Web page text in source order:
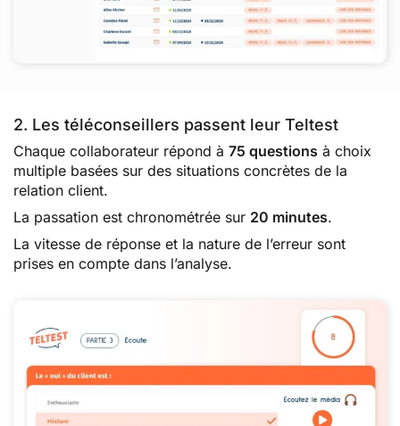
2. Les téléconseillers passent leur Teltest
Chaque collaborateur répond à 75 questions à choix
multiple basées sur des situations concrètes de la
relation client.
La passation est chronométrée sur 20 minutes.
La vitesse de réponse et la nature de l’erreur sont
prises en compte dans l’analyse.